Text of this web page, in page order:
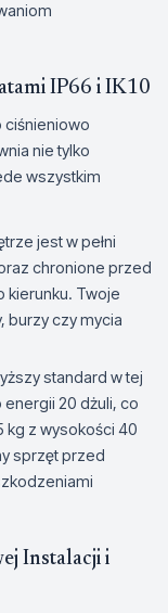
IP66 i IK10
ciśnieniowo
nie tylko
wszystkim
jest w pełni
chronione przed
kierunku. Twoje
burzy czy mycia
standard w tej
20 dżuli, co
kg z wysokości 40
sprzęt przed
Instalacji i